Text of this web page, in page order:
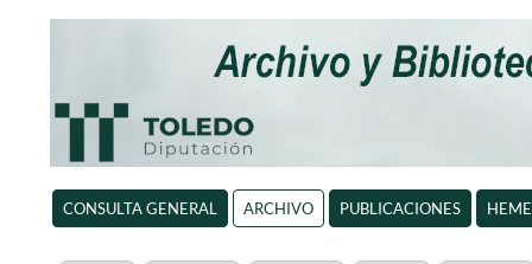
CONSULTA GENERAL ARCHIVO PUBLICACIONES